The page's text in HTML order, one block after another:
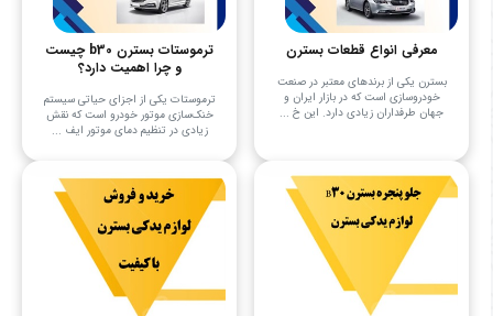
معرفی انواع قطعات بسترن
بسترن یکی از برندهای معتبر در صنعت
خودروسازی است که در بازار ایران و
جهان طرفداران زیادی دارد. این خ ...
ترموستات بسترن b30 چیست
و چرا اهمیت دارد؟
ترموستات یکی از اجزای حیاتی سیستم
خنک‌سازی موتور خودرو است که نقش
زیادی در تنظیم دمای موتور ایف ...